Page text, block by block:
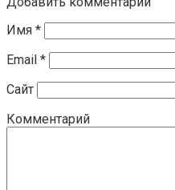
Имя *
Email *
Сайт
Комментарий